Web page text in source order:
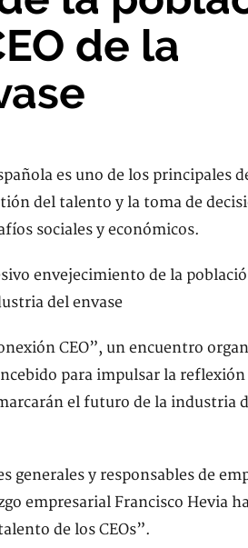
de la
es uno de los principales
del talento y la toma de
sociales y económicos.
CEO”, un encuentro
para impulsar la
el futuro de la industria
generales y responsables de
empresarial Francisco Hevia
de los CEOs”.